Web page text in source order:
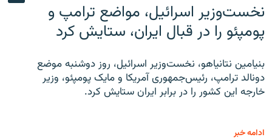
نخست‌وزیر اسرائیل، مواضع ترامپ و
پومپئو را در قبال ایران، ستایش کرد
بنیامین نتانیاهو، نخست‌وزیر اسرائیل، روز دوشنبه موضع
دونالد ترامپ، رئیس‌جمهوری آمریکا و مایک پومپئو، وزیر
خارجه این کشور را در برابر ایران ستایش کرد.
ادامه خبر